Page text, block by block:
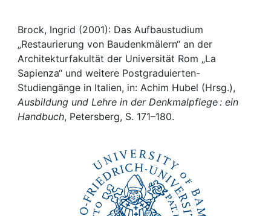
Help
Brock, Ingrid (2001): Das Aufbaustudium
„Restaurierung von Baudenkmälern“ an der
Architekturfakultät der Universität Rom „La
Sapienza“ und weitere Postgraduierten-
Studiengänge in Italien, in: Achim Hubel (Hrsg.),
Ausbildung und Lehre in der Denkmalpflege : ein
Handbuch, Petersberg, S. 171–180.